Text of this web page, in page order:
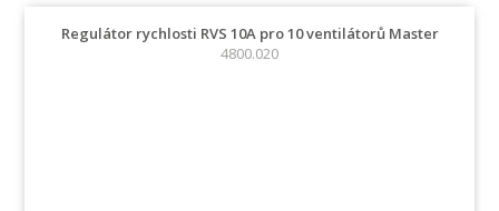
Regulátor rychlosti RVS 10A pro 10 ventilátorů Master
4800.020